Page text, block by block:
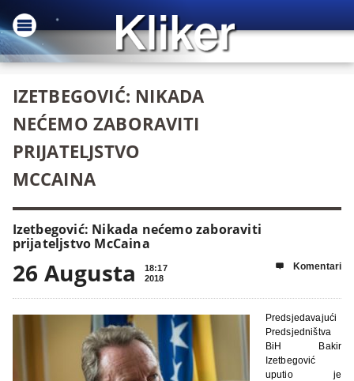
IZETBEGOVIĆ: NIKADA
NEĆEMO ZABORAVITI
PRIJATELJSTVO
MCCAINA
Izetbegović: Nikada nećemo zaboraviti
prijateljstvo McCaina
26 Augusta
18:17
2018
 Komentari
Predsjedavajući
Predsjedništva
BiH Bakir
Izetbegović
uputio je